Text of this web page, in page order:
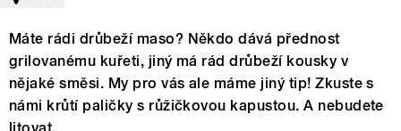
Máte rádi drůbeží maso? Někdo dává přednost
grilovanému kuřeti, jiný má rád drůbeží kousky v
nějaké směsi. My pro vás ale máme jiný tip! Zkuste s
námi krůtí paličky s růžičkovou kapustou. A nebudete